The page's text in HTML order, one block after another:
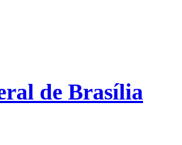
de Brasília